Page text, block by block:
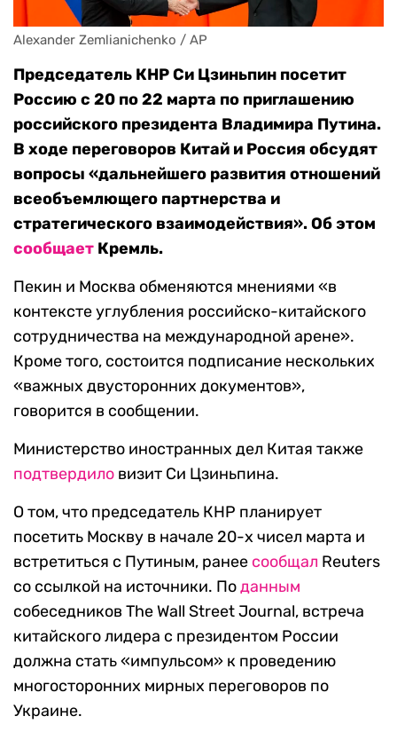
Alexander Zemlianichenko / AP
Председатель КНР Си Цзиньпин посетит
Россию с 20 по 22 марта по приглашению
российского президента Владимира Путина.
В ходе переговоров Китай и Россия обсудят
вопросы «дальнейшего развития отношений
всеобъемлющего партнерства и
стратегического взаимодействия». Об этом
сообщает Кремль.
Пекин и Москва обменяются мнениями «в
контексте углубления российско-китайского
сотрудничества на международной арене».
Кроме того, состоится подписание нескольких
«важных двусторонних документов»,
говорится в сообщении.
Министерство иностранных дел Китая также
подтвердило визит Си Цзиньпина.
О том, что председатель КНР планирует
посетить Москву в начале 20-х чисел марта и
встретиться с Путиным, ранее сообщал Reuters
со ссылкой на источники. Поданным
собеседников The Wall Street Journal, встреча
китайского лидера с президентом России
должна стать «импульсом» к проведению
многосторонних мирных переговоров по
Украине.